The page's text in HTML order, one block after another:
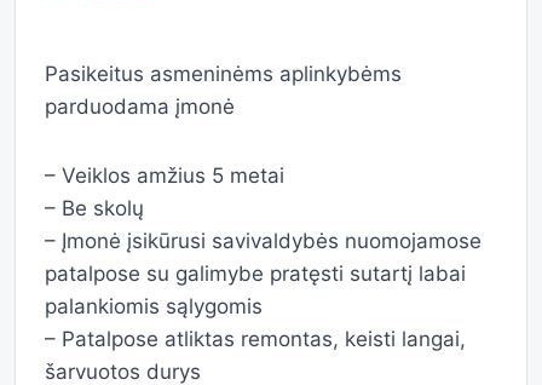
Pasikeitus asmeninėms aplinkybėms
parduodama įmonė
– Veiklos amžius 5 metai
– Be skolų
– Įmonė įsikūrusi savivaldybės nuomojamose
patalpose su galimybe pratęsti sutartį labai
palankiomis sąlygomis
– Patalpose atliktas remontas, keisti langai,
šarvuotos durys